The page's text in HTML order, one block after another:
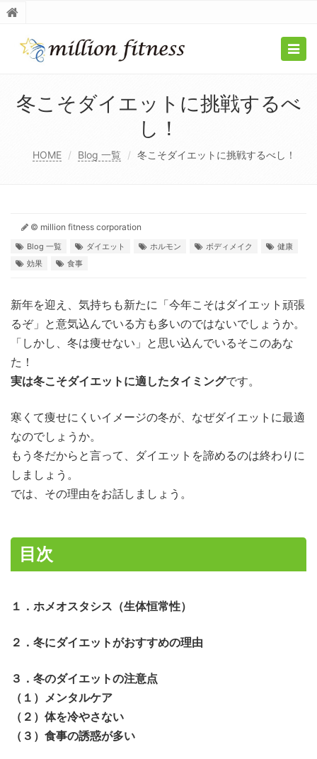
冬こそダイエットに挑戦するべ
し！
HOME Blog 一覧 冬こそダイエットに挑戦するべし！
© million fitness corporation
Blog 一覧 ダイエット ホルモン ボディメイク
健康
効果
食事
新年を迎え、気持ちも新たに「今年こそはダイエット頑張
るぞ」と意気込んでいる方も多いのではないでしょうか。
「しかし、冬は痩せない」と思い込んでいるそこのあな
た！
実は冬こそダイエットに適したタイミングです。
寒くて痩せにくいイメージの冬が、なぜダイエットに最適
なのでしょうか。
もう冬だからと言って、ダイエットを諦めるのは終わりに
しましょう。
では、その理由をお話しましょう。
目次
１．ホメオスタシス（生体恒常性）
２．冬にダイエットがおすすめの理由
３．冬のダイエットの注意点
（１）メンタルケア
（２）体を冷やさない
（３）食事の誘惑が多い